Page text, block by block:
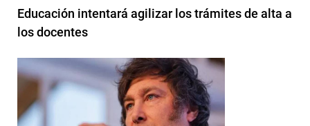
Educación intentará agilizar los trámites de alta a
los docentes